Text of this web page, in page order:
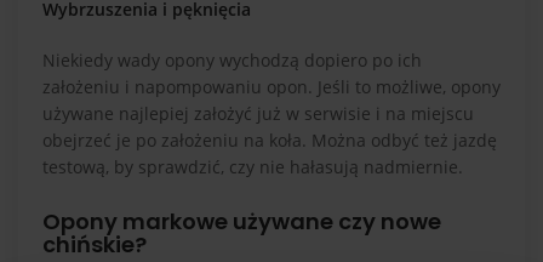
Wybrzuszenia i pęknięcia
Niekiedy wady opony wychodzą dopiero po ich
założeniu i napompowaniu opon. Jeśli to możliwe, opony
używane najlepiej założyć już w serwisie i na miejscu
obejrzeć je po założeniu na koła. Można odbyć też jazdę
testową, by sprawdzić, czy nie hałasują nadmiernie.
Opony markowe używane czy nowe
chińskie?